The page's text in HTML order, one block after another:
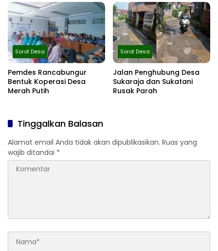
Tetap Dibangun
Sorot Desa
Pemdes Rancabungur
Bentuk Koperasi Desa
Merah Putih
Sorot Desa
Jalan Penghubung Desa
Sukaraja dan Sukatani
Rusak Parah
Tinggalkan Balasan
Alamat email Anda tidak akan dipublikasikan. Ruas yang
wajib ditandai *